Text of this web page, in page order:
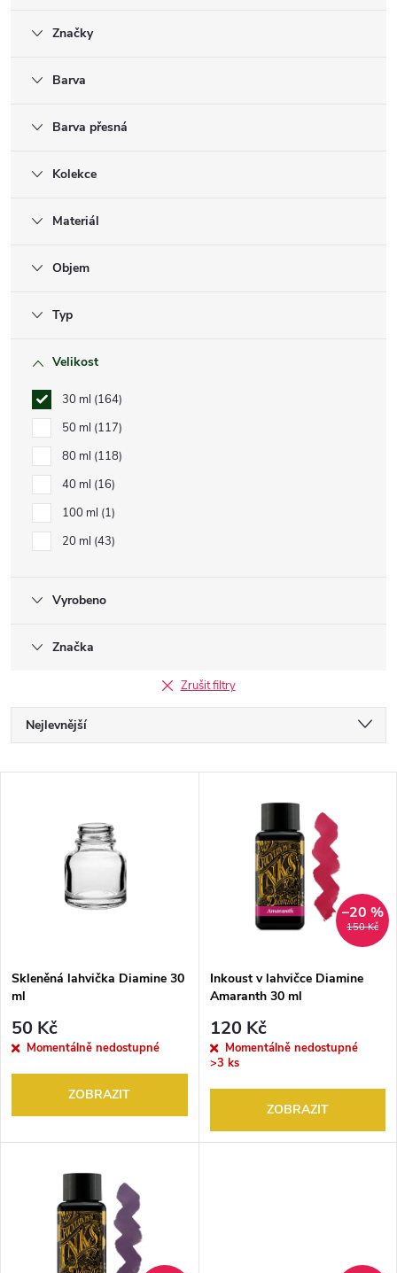
Značky
Barva
Barva přesná
Kolekce
Materiál
Objem
Typ
Velikost
30 ml 164
50 ml 117
80 ml 118
40 ml 16
100 ml 1
20 ml 43
Vyrobeno
Značka
Zrušit filtry
Ř
a
p
r
o
d
Nejlevnější
Abecedně
s
p
r
d
Skleněná lahvička Diamine 30
ml
50 Kč
Momentálně nedostupné
ZOBRAZIT
150 Kč
–20 %
Inkoust v lahvičce Diamine
Amaranth 30 ml
120 Kč
Momentálně nedostupné
>3 ks
ZOBRAZIT